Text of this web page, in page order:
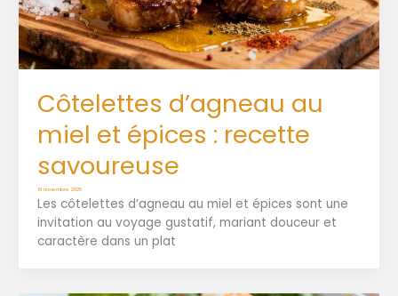
Côtelettes d’agneau au
miel et épices : recette
savoureuse
19 novembre 2025
Les côtelettes d’agneau au miel et épices sont une
invitation au voyage gustatif, mariant douceur et
caractère dans un plat